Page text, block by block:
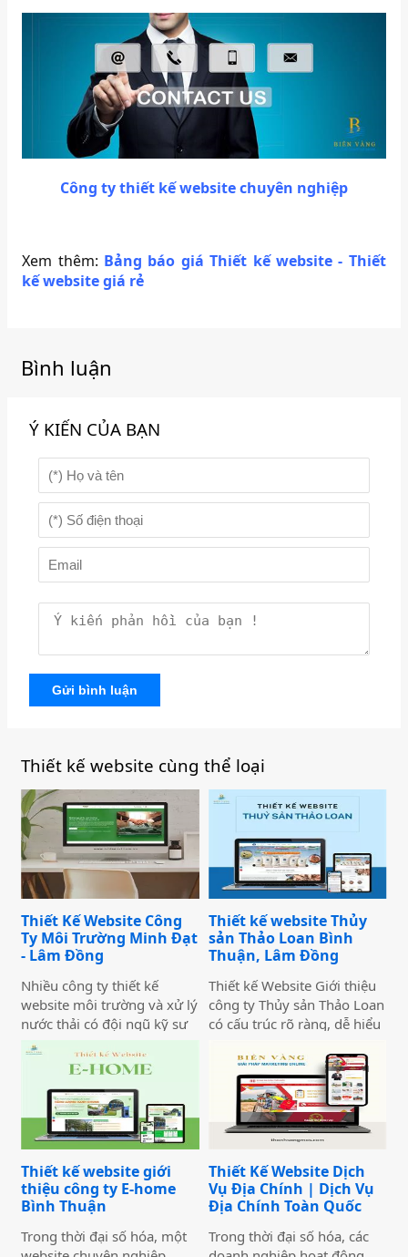
Công ty thiết kế website chuyên nghiệp
Xem thêm: Bảng báo giá Thiết kế website - Thiết
kế website giá rẻ
Bình luận
Ý KIẾN CỦA BẠN
Gửi bình luận
Thiết kế website cùng thể loại
Thiết Kế Website Công
Ty Môi Trường Minh Đạt
- Lâm Đồng
Nhiều công ty thiết kế
website môi trường và xử lý
nước thải có đội ngũ kỹ sư
giỏi, dự án thực tế ấn tượng
— nhưng website lại sơ sài,
tải chậm, không có trên
Google. Hệ quả là hợp đồng
B2B bị đối thủ có website
chuyên nghiệp hơn giành
của bạn hoàn toàn vượt
trội.
Thiết kế website Thủy
sản Thảo Loan Bình
Thuận, Lâm Đồng
Thiết kế Website Giới thiệu
công ty Thủy sản Thảo Loan
có cấu trúc rõ ràng, dễ hiểu
cập vào website giúp truyền
tải thông tin hiệu quả. Với
tone chủ đạo chính là 2
màu xanh dương và đỏ làm
nổi bật lên những nội dung
Thiết kế website giới
thiệu công ty E-home
Bình Thuận
Trong thời đại số hóa, một
Thiết Kế Website Dịch
Vụ Địa Chính | Dịch Vụ
Địa Chính Toàn Quốc
Trong thời đại số hóa, các